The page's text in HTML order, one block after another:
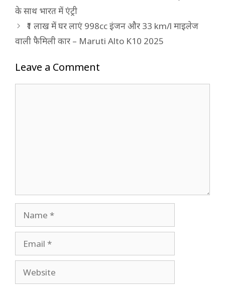
के साथ भारत में एंट्री
₹1 लाख में घर लाएं 998cc इंजन और 33 km/l माइलेज
वाली फैमिली कार – Maruti Alto K10 2025
Leave a Comment